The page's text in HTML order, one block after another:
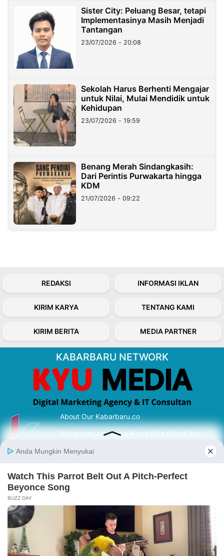
Sister City: Peluang Besar, tetapi
Implementasinya Masih Menjadi
Tantangan
23/07/2026 - 20:08
Sekolah Harus Berhenti Mengajar
untuk Nilai, Mulai Mendidik untuk
Kehidupan
23/07/2026 - 19:59
Benang Merah Sindangkasih:
Dari Perintis Purwakarta hingga
KDM
21/07/2026 - 09:22
REDAKSI INFORMASI IKLAN
KIRIM KARYA TENTANG KAMI
KIRIM BERITA MEDIA PARTNER
KABARBARU NETWORK
About Our Kabarbaru.co
Kabarbaru.co menyajikan berita aktual dan
serta terverifikasi dari sumber yang tepat.
Follow Kabarbaru